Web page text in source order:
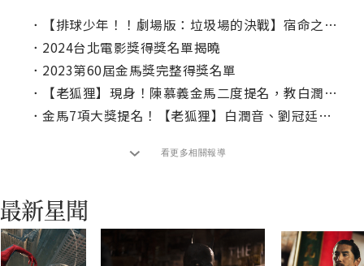
．
【排球少年！！劇場版：垃圾場的決戰】宿命之戰夢幻開打！｜本周上線、電視首播推薦
． 2024台北電影獎得獎名單揭曉
． 2023第60屆金馬獎完整得獎名單
．
【老狐狸】現身！陳慕義金馬二度提名，教白潤音「干我屁事」斷絕同情法
． 金馬7項大獎提名！【老狐狸】白潤音、劉冠廷被點名「最大遺珠」
看更多相關報導